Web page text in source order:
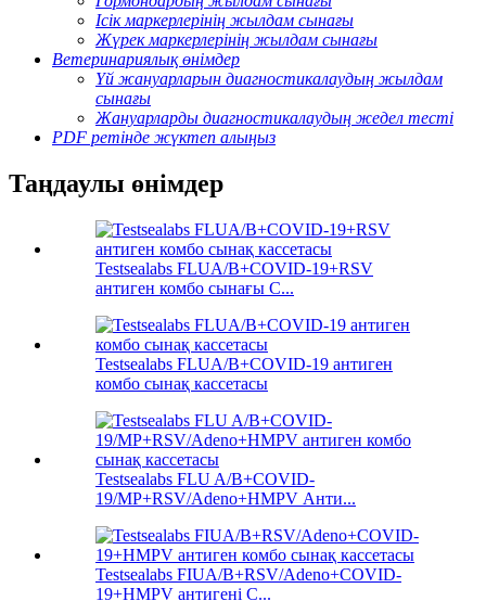
Ісік маркерлерінің жылдам сынағы
Жүрек маркерлерінің жылдам сынағы
Ветеринариялық өнімдер
Үй жануарларын диагностикалаудың жылдам
сынағы
Жануарларды диагностикалаудың жедел тесті
PDF ретінде жүктеп алыңыз
Таңдаулы өнімдер
Testsealabs FLUA/B+COVID-19+RSV
антиген комбо сынағы C...
Testsealabs FLUA/B+COVID-19 антиген
комбо сынақ кассетасы
Testsealabs FLU A/B+COVID-
19/MP+RSV/Adeno+HMPV Анти...
Testsealabs FIUA/B+RSV/Adeno+COVID-
19+HMPV антигені С...